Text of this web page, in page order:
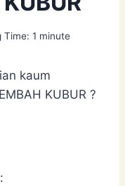
Time: 1 minute
kaum
KUBUR ?